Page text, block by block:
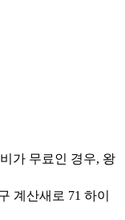
가 무료인 경우, 왕
계산새로 71 하이